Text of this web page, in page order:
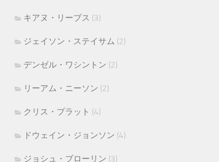
キアヌ・リーブス (3)
ジェイソン・ステイサム (2)
デンゼル・ワシントン (2)
リーアム・ニーソン (2)
クリス・プラット (4)
ドウェイン・ジョンソン (4)
ジョシュ・ブローリン (3)